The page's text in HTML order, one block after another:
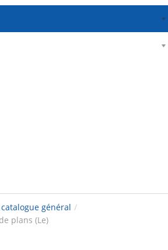
catalogue général /
plans (Le)